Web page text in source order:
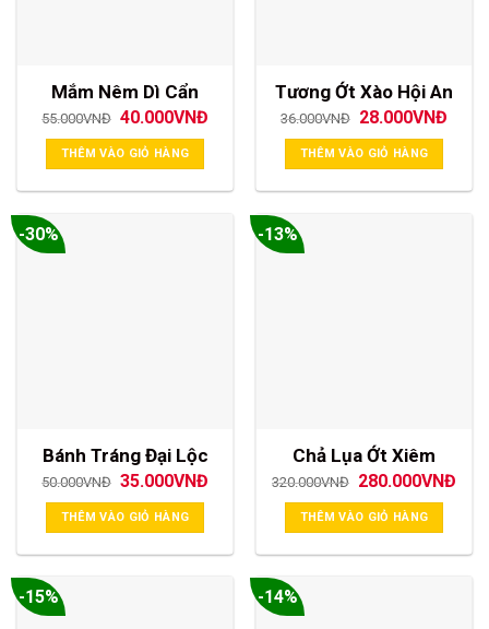
Mắm Nêm Dì Cẩn
55.000VNĐ Giá
gốc
là:
55.000VNĐ.
40.000VNĐGiá
40.000VNĐ.
THÊM VÀO GIỎ HÀNG
Tương Ớt Xào Hội An
36.000VNĐ Giá
gốc
là:
36.000VNĐ.
28.000VNĐGiá
THÊM VÀO GIỎ HÀNG
-30%
Bánh Tráng Đại Lộc
50.000VNĐ Giá
là:
50.000VNĐ.
35.000VNĐGiá
35.000VNĐ.
THÊM VÀO GIỎ HÀNG
-13%
Chả Lụa Ớt Xiêm
320.000VNĐ Giá
là:
320.000VNĐ.
280.000VNĐGiá
THÊM VÀO GIỎ HÀNG
-15% -14%